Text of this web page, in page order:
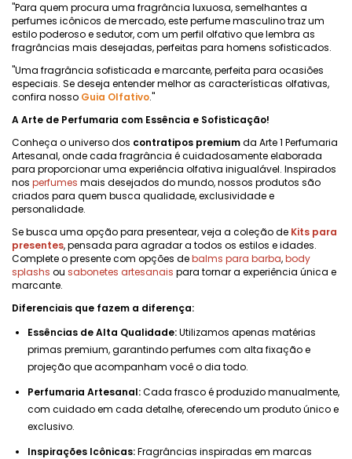
"Para quem procura uma fragrância luxuosa, semelhantes a
perfumes icônicos de mercado, este perfume masculino traz um
estilo poderoso e sedutor, com um perfil olfativo que lembra as
fragrâncias mais desejadas, perfeitas para homens sofisticados.
"Uma fragrância sofisticada e marcante, perfeita para ocasiões
especiais. Se deseja entender melhor as características olfativas,
confira nosso Guia Olfativo."
A Arte de Perfumaria com Essência e Sofisticação!
Conheça o universo dos contratipos premiumda Arte 1 Perfumaria
Artesanal, onde cada fragrância é cuidadosamente elaborada
para proporcionar uma experiência olfativa inigualável. Inspirados
nos perfumes mais desejados do mundo, nossos produtos são
criados para quem busca qualidade, exclusividade e
personalidade.
Se busca uma opção para presentear, veja a coleção de Kits para
presentes, pensada para agradar a todos os estilos e idades.
Complete o presente com opções debalms para barba,body
splashs ou sabonetes artesanais para tornar a experiência única e
marcante.
Diferenciais que fazem a diferença:
Essências de Alta Qualidade:Utilizamos apenas matérias
primas premium, garantindo perfumes com alta fixação e
projeção que acompanham você o dia todo.
Perfumaria Artesanal:Cada frasco é produzido manualmente,
com cuidado em cada detalhe, oferecendo um produto único e
exclusivo.
Inspirações Icônicas:Fragrâncias inspiradas em marcas